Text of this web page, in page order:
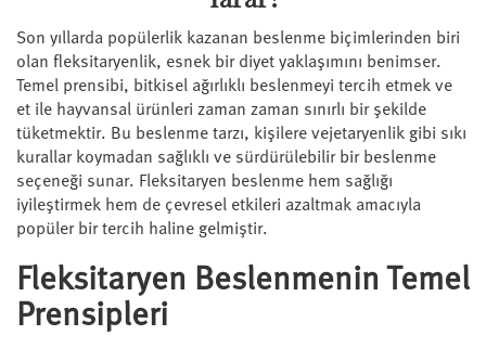
Son yıllarda popülerlik kazanan beslenme biçimlerinden biri
olan fleksitaryenlik, esnek bir diyet yaklaşımını benimser.
Temel prensibi, bitkisel ağırlıklı beslenmeyi tercih etmek ve
et ile hayvansal ürünleri zaman zaman sınırlı bir şekilde
tüketmektir. Bu beslenme tarzı, kişilere vejetaryenlik gibi sıkı
kurallar koymadan sağlıklı ve sürdürülebilir bir beslenme
seçeneği sunar. Fleksitaryen beslenme hem sağlığı
iyileştirmek hem de çevresel etkileri azaltmak amacıyla
popüler bir tercih haline gelmiştir.
Fleksitaryen Beslenmenin Temel
Prensipleri